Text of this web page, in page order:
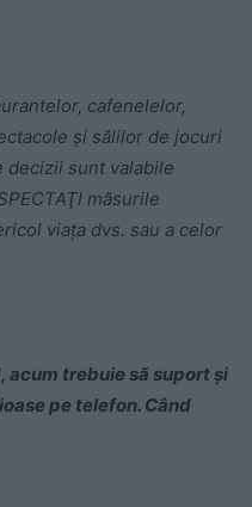
cafenelelor,
şi sălilor de jocuri
decizii sunt valabile
măsurile
viaţa dvs. sau a celor
acum trebuie să suport și
pe telefon. Când